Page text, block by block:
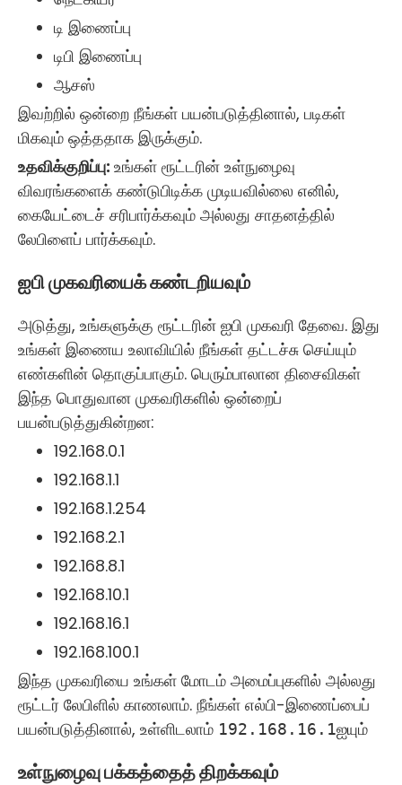
டி இணைப்பு
டிபி இணைப்பு
ஆசஸ்
இவற்றில் ஒன்றை நீங்கள் பயன்படுத்தினால், படிகள்
மிகவும் ஒத்ததாக இருக்கும்.
உதவிக்குறிப்பு: உங்கள் ரூட்டரின் உள்நுழைவு
விவரங்களைக் கண்டுபிடிக்க முடியவில்லை எனில்,
கையேட்டைச் சரிபார்க்கவும் அல்லது சாதனத்தில்
லேபிளைப் பார்க்கவும்.
ஐபி முகவரியைக் கண்டறியவும்
அடுத்து, உங்களுக்கு ரூட்டரின் ஐபி முகவரி தேவை. இது
உங்கள் இணைய உலாவியில் நீங்கள் தட்டச்சு செய்யும்
எண்களின் தொகுப்பாகும். பெரும்பாலான திசைவிகள்
இந்த பொதுவான முகவரிகளில் ஒன்றைப்
பயன்படுத்துகின்றன:
192.168.0.1
192.168.1.1
192.168.1.254
192.168.2.1
192.168.8.1
192.168.10.1
192.168.16.1
192.168.100.1
இந்த முகவரியை உங்கள் மோடம் அமைப்புகளில் அல்லது
ரூட்டர் லேபிளில் காணலாம். நீங்கள் எல்பி-இணைப்பைப்
பயன்படுத்தினால், உள்ளிடலாம் 192.168.16.1ஐயும்
உள்நுழைவு பக்கத்தைத் திறக்கவும்